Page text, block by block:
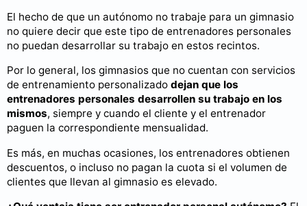
El hecho de que un autónomo no trabaje para un gimnasio
no quiere decir que este tipo de entrenadores personales
no puedan desarrollar su trabajo en estos recintos.
Por lo general, los gimnasios que no cuentan con servicios
de entrenamiento personalizado dejan que los
entrenadores personales desarrollen su trabajo en los
mismos, siempre y cuando el cliente y el entrenador
paguen la correspondiente mensualidad.
Es más, en muchas ocasiones, los entrenadores obtienen
descuentos, o incluso no pagan la cuota si el volumen de
clientes que llevan al gimnasio es elevado.